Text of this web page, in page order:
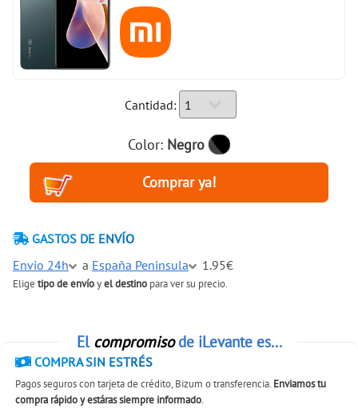
Cantidad:
Color: Negro
GASTOS DE ENVÍO
Envio 24h
a España Peninsula 1.95€
Elige tipo de envíoyel destino para ver su precio.
El compromisode iLevante es...
COMPRA SIN ESTRÉS
Pagos seguros con tarjeta de crédito, Bizum o transferencia. Enviamos tu
compra rápido y estáras siempre informado.